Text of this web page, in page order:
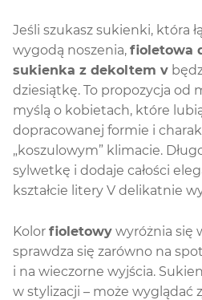
Jeśli szukasz sukienki, która
wygodą noszenia, fioletowa
sukienka z dekoltem v
dziesiątkę. To propozycja od
myślą o kobietach, które
dopracowanej formie i
„koszulowym” klimacie.
sylwetkę i dodaje całości
kształcie litery V delikatnie
Kolor fioletowy wyróżnia się
sprawdza się zarówno na
i na wieczorne wyjścia.
w stylizacji – może wyglądać